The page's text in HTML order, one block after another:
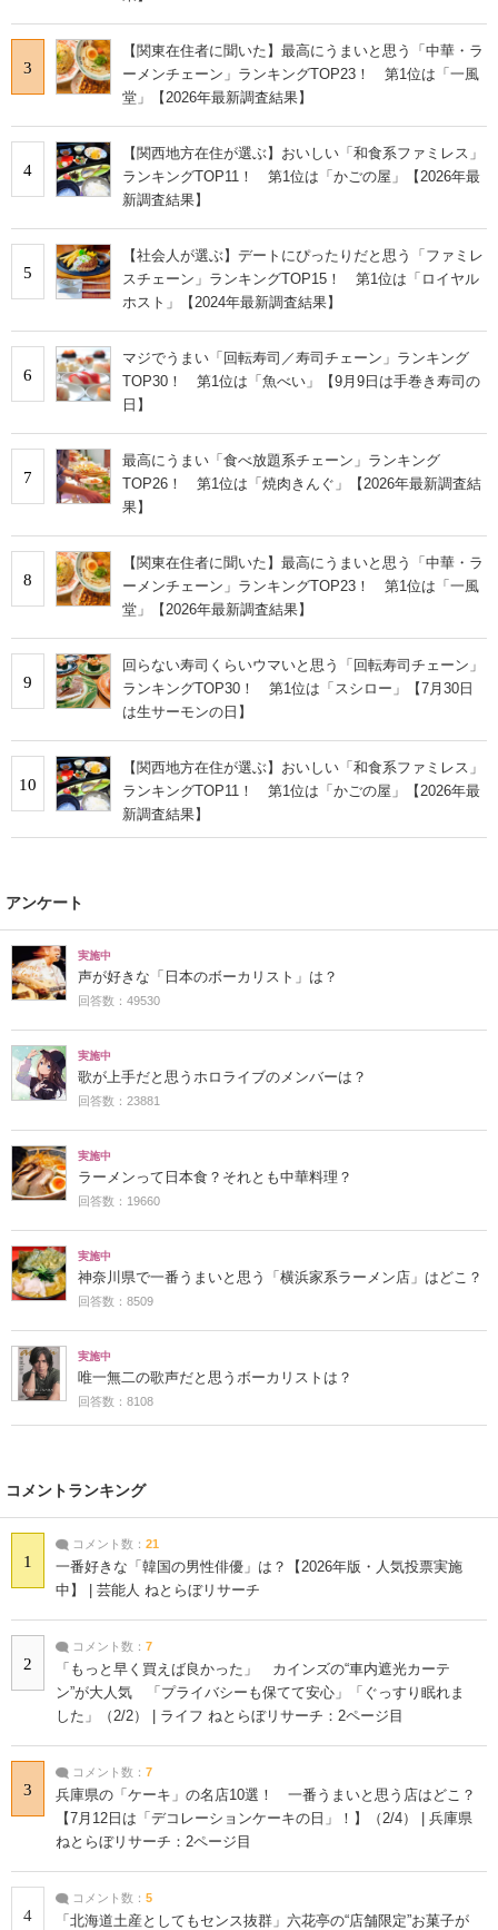
3
【関東在住者に聞いた】最高にうまいと思う「中華・ラ
ーメンチェーン」ランキングTOP23！ 第1位は「一風
堂」【2026年最新調査結果】
4
【関西地方在住が選ぶ】おいしい「和食系ファミレス」
ランキングTOP11！ 第1位は「かごの屋」【2026年最
新調査結果】
5
【社会人が選ぶ】デートにぴったりだと思う「ファミレ
スチェーン」ランキングTOP15！ 第1位は「ロイヤル
ホスト」【2024年最新調査結果】
6
マジでうまい「回転寿司／寿司チェーン」ランキング
TOP30！ 第1位は「魚べい」【9月9日は手巻き寿司の
日】
7
最高にうまい「食べ放題系チェーン」ランキング
TOP26！ 第1位は「焼肉きんぐ」【2026年最新調査結
果】
8
【関東在住者に聞いた】最高にうまいと思う「中華・ラ
ーメンチェーン」ランキングTOP23！ 第1位は「一風
堂」【2026年最新調査結果】
9
回らない寿司くらいウマいと思う「回転寿司チェーン」
ランキングTOP30！ 第1位は「スシロー」【7月30日
は生サーモンの日】
10
【関西地方在住が選ぶ】おいしい「和食系ファミレス」
ランキングTOP11！ 第1位は「かごの屋」【2026年最
新調査結果】
アンケート
実施中
声が好きな「日本のボーカリスト」は？
回答数：49530
実施中
歌が上手だと思うホロライブのメンバーは？
回答数：23881
実施中
ラーメンって日本食？それとも中華料理？
回答数：19660
実施中
神奈川県で一番うまいと思う「横浜家系ラーメン店」はどこ？
回答数：8509
実施中
唯一無二の歌声だと思うボーカリストは？
回答数：8108
コメントランキング
1
コメント数： 21
一番好きな「韓国の男性俳優」は？【2026年版・人気投票実施
中】 | 芸能人 ねとらぼリサーチ
2
コメント数： 7
「もっと早く買えば良かった」 カインズの“車内遮光カーテ
ン”が大人気 「プライバシーも保てて安心」「ぐっすり眠れま
した」（2/2） | ライフ ねとらぼリサーチ：2ページ目
3
コメント数： 7
兵庫県の「ケーキ」の名店10選！ 一番うまいと思う店はどこ？
【7月12日は「デコレーションケーキの日」！】（2/4） | 兵庫県
ねとらぼリサーチ：2ページ目
4
コメント数： 5
「北海道土産としてもセンス抜群」六花亭の“店舗限定”お菓子が